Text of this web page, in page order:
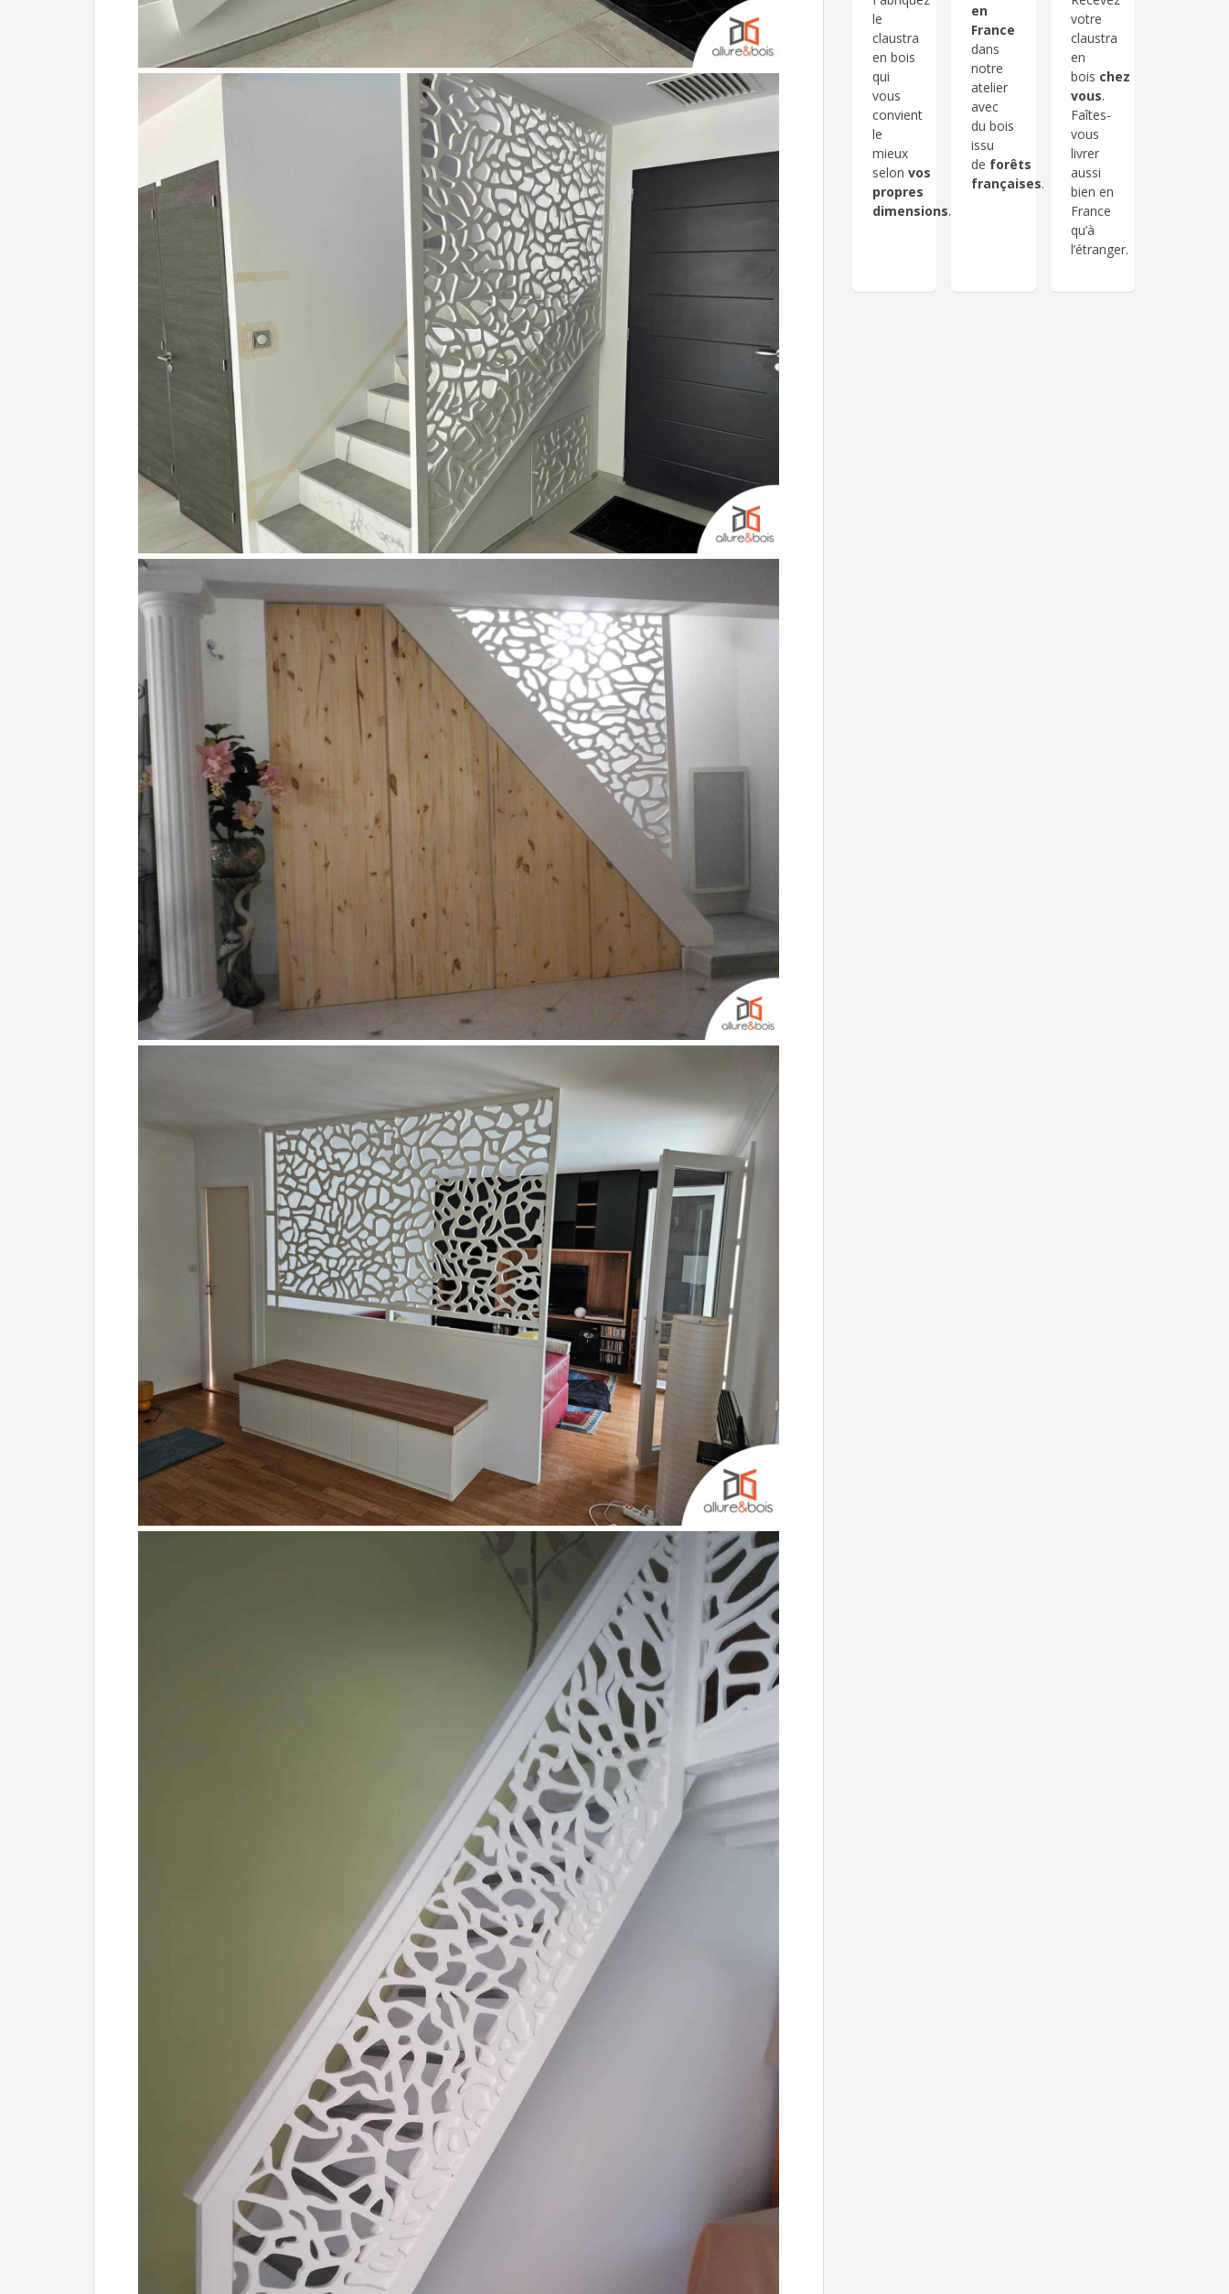
le
claustra
en bois
qui
vous
convient
le
mieux
selon vos
propres
dimensions.
en
France
dans
notre
atelier
avec
du bois
issu
de forêts
françaises.
votre
claustra
en
bois chez
vous.
Faîtes-
vous
livrer
aussi
bien en
France
qu’à
l’étranger.